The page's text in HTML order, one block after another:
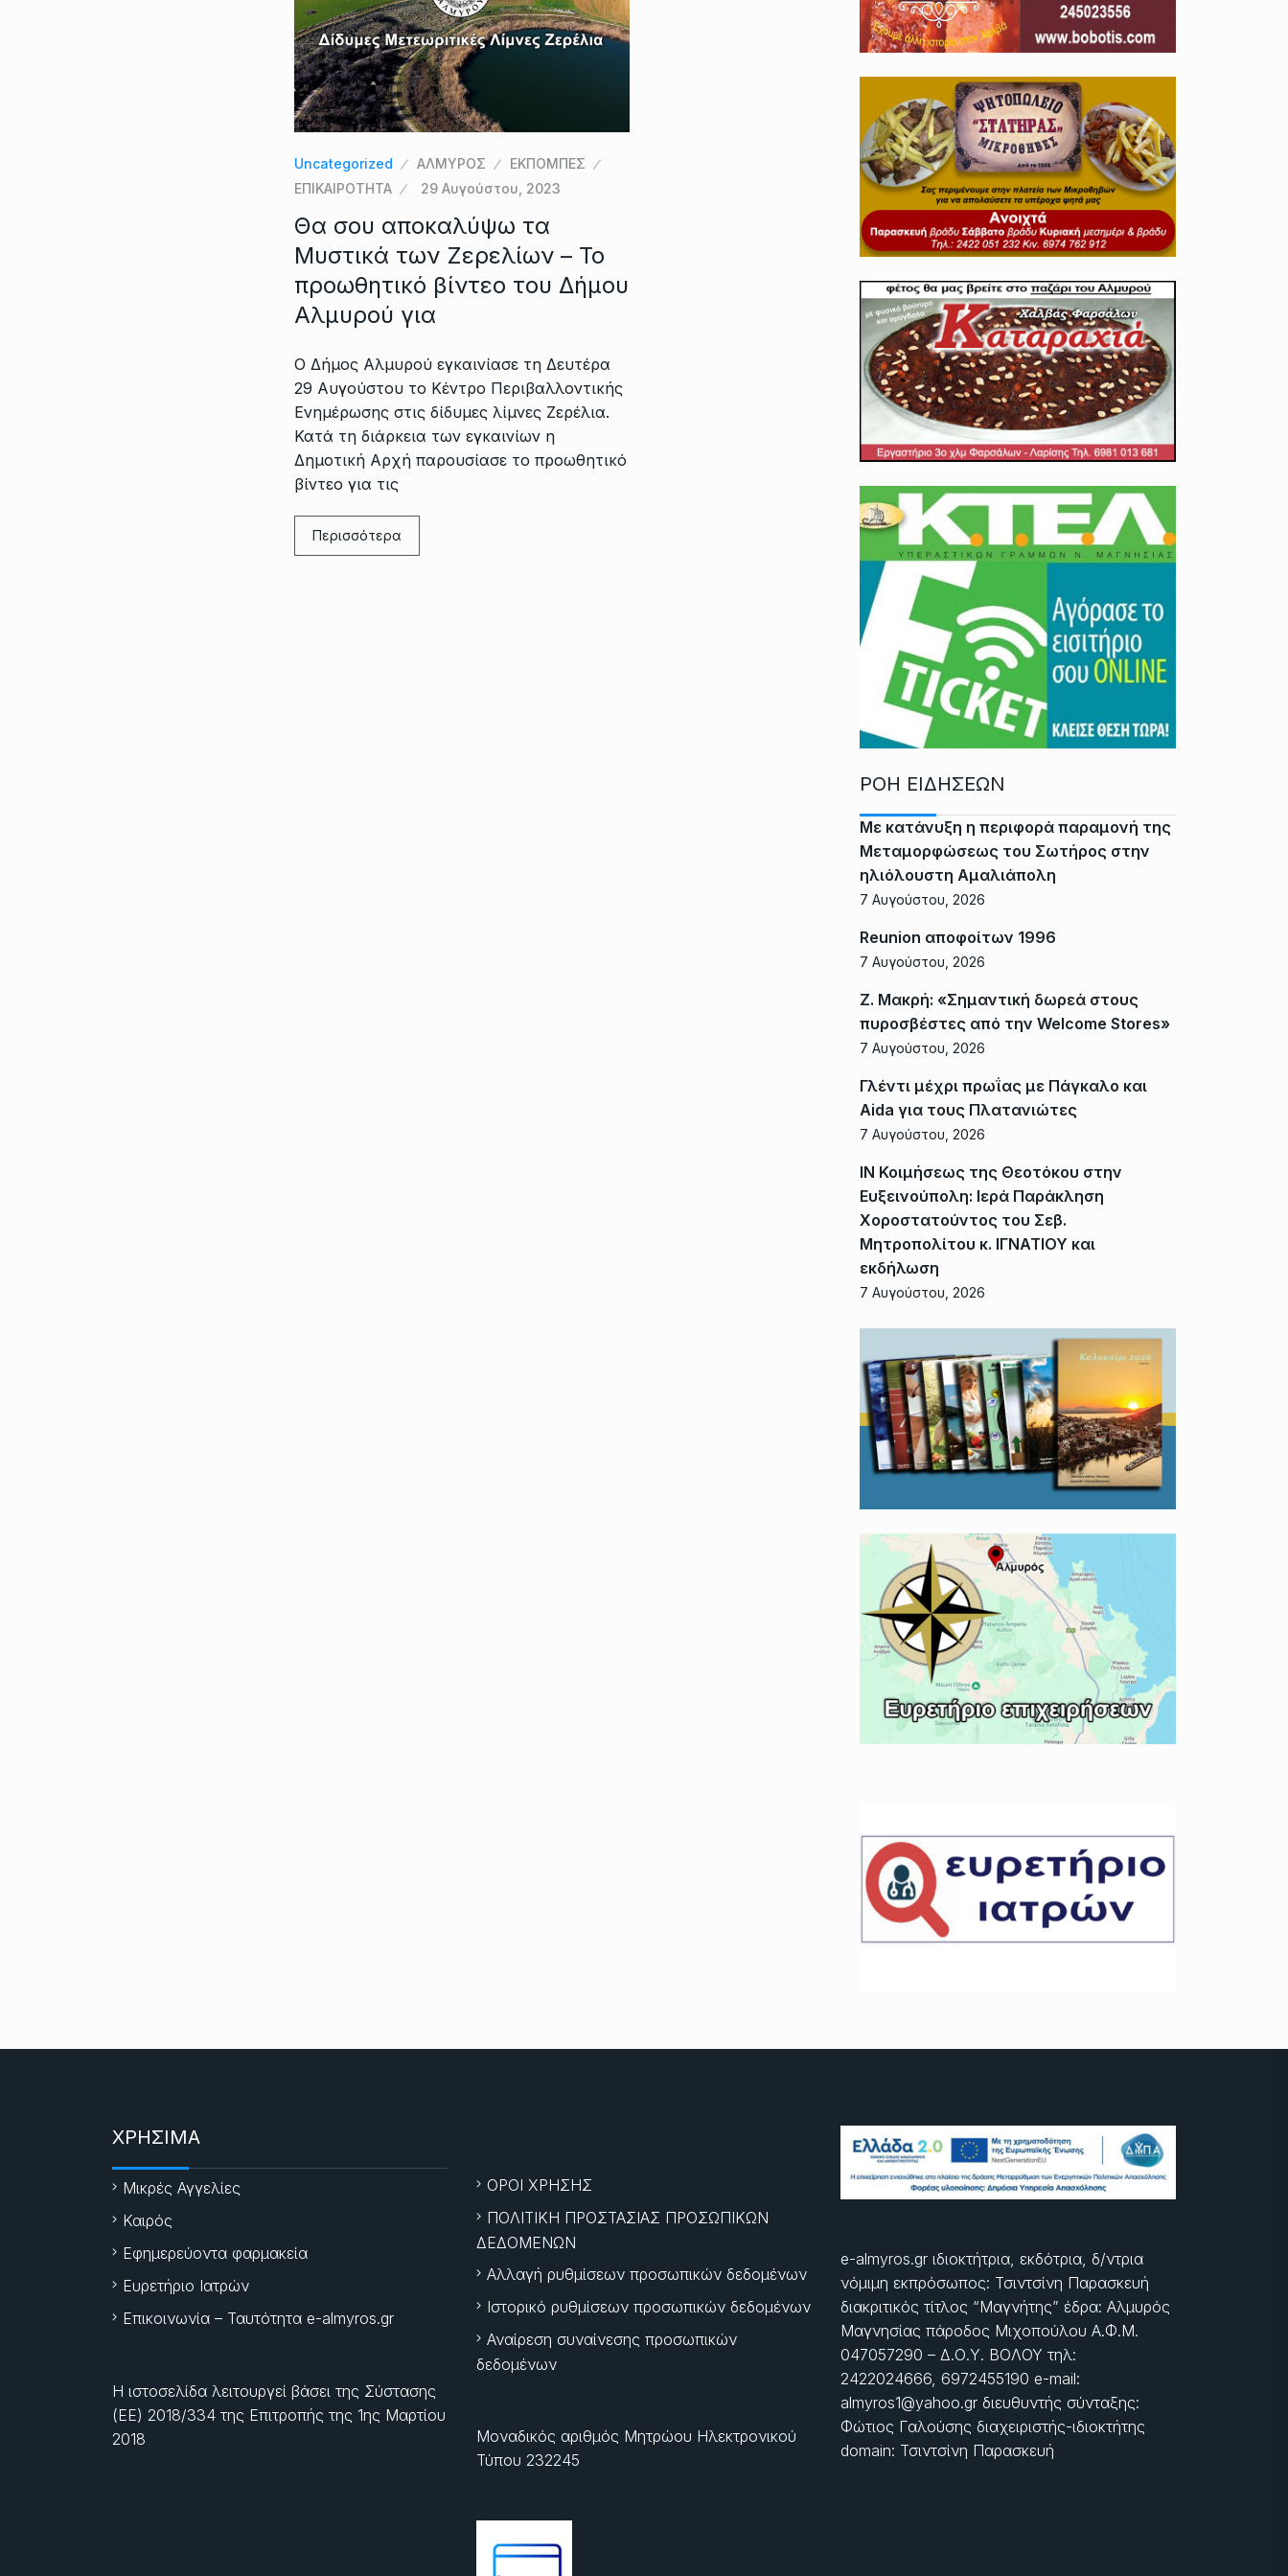
Uncategorized ΑΛΜΥΡΟΣ
ΕΚΠΟΜΠΕΣ
ΕΠΙΚΑΙΡΟΤΗΤΑ
29 Αυγούστου, 2023
Θα σου αποκαλύψω τα
Μυστικά των Ζερελίων – Το
προωθητικό βίντεο του Δήμου
Αλμυρού για
Ο Δήμος Αλμυρού εγκαινίασε τη Δευτέρα
29 Αυγούστου το Κέντρο Περιβαλλοντικής
Ενημέρωσης στις δίδυμες λίμνες Ζερέλια.
Κατά τη διάρκεια των εγκαινίων η
Δημοτική Αρχή παρουσίασε το προωθητικό
βίντεο για τις
Περισσότερα
ΡΟΗ ΕΙΔΗΣΕΩΝ
Με κατάνυξη η περιφορά παραμονή της
Μεταμορφώσεως του Σωτήρος στην
ηλιόλουστη Αμαλιάπολη
7 Αυγούστου, 2026
Reunion αποφοίτων 1996
7 Αυγούστου, 2026
Ζ. Μακρή: «Σημαντική δωρεά στους
πυροσβέστες από την Welcome Stores»
7 Αυγούστου, 2026
Γλέντι μέχρι πρωΐας με Πάγκαλο και
Aida για τους Πλατανιώτες
7 Αυγούστου, 2026
ΙΝ Κοιμήσεως της Θεοτόκου στην
Ευξεινούπολη: Ιερά Παράκληση
Χοροστατούντος του Σεβ.
Μητροπολίτου κ. ΙΓΝΑΤΙΟΥ και
εκδήλωση
7 Αυγούστου, 2026
ΧΡΗΣΙΜΑ
Μικρές Αγγελίες
Καιρός
Εφημερεύοντα φαρμακεία
Ευρετήριο Ιατρών
Επικοινωνία – Ταυτότητα e-almyros.gr
Η ιστοσελίδα λειτουργεί βάσει της Σύστασης
(ΕΕ) 2018/334 της Επιτροπής της 1ης Μαρτίου
2018
ΟΡΟΙ ΧΡΗΣΗΣ
ΠΟΛΙΤΙΚΗ ΠΡΟΣΤΑΣΙΑΣ ΠΡΟΣΩΠΙΚΩΝ
ΔΕΔΟΜΕΝΩΝ
Αλλαγή ρυθμίσεων προσωπικών δεδομένων
Ιστορικό ρυθμίσεων προσωπικών δεδομένων
Αναίρεση συναίνεσης προσωπικών
δεδομένων
Μοναδικός αριθμός Μητρώου Ηλεκτρονικού
Τύπου 232245
e-almyros.gr ιδιοκτήτρια, εκδότρια, δ/ντρια
νόμιμη εκπρόσωπος: Τσιντσίνη Παρασκευή
διακριτικός τίτλος “Μαγνήτης” έδρα: Αλμυρός
Μαγνησίας πάροδος Μιχοπούλου Α.Φ.Μ.
047057290 – Δ.Ο.Υ. ΒΟΛΟΥ τηλ:
2422024666, 6972455190 e-mail:
almyros1@yahoo.gr διευθυντής σύνταξης:
Φώτιος Γαλούσης διαχειριστής-ιδιοκτήτης
domain: Τσιντσίνη Παρασκευή